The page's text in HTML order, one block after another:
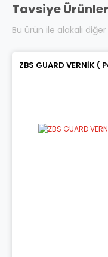
Tavsiye Ürünler
Bu ürün ile alakalı
ZBS GUARD